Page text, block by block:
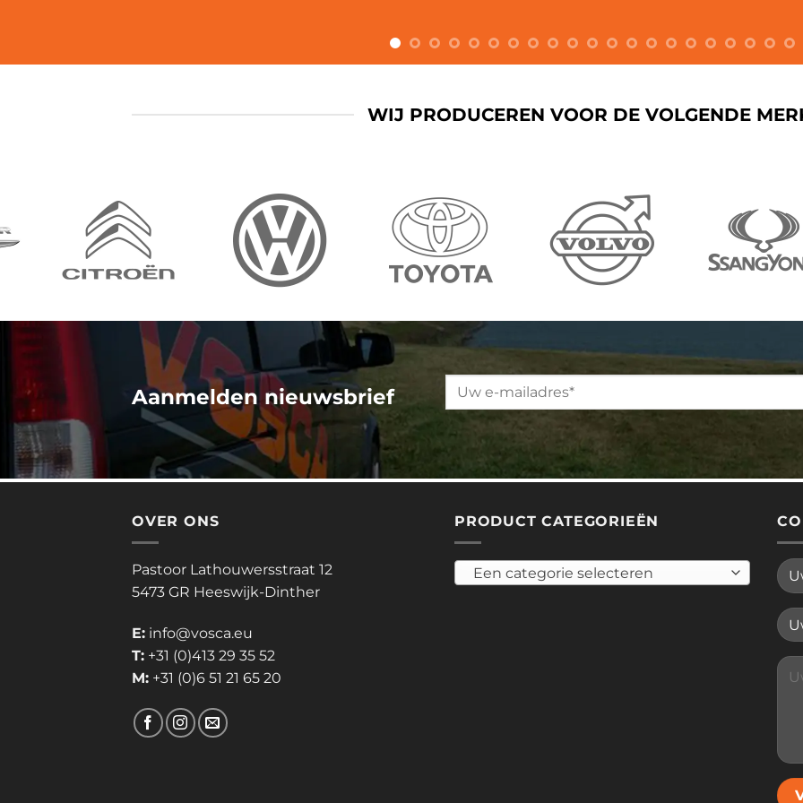
WIJ PRODUCEREN VOOR DE VOLGENDE
Aanmelden nieuwsbrief Please leave this field empty.
OVER ONS
Pastoor Lathouwersstraat 12
5473 GR Heeswijk-Dinther
E: info@vosca.eu
T: +31 (0)413 29 35 52
M: +31 (0)6 51 21 65 20
PRODUCT CATEGORIEËN
Een categorie selecteren